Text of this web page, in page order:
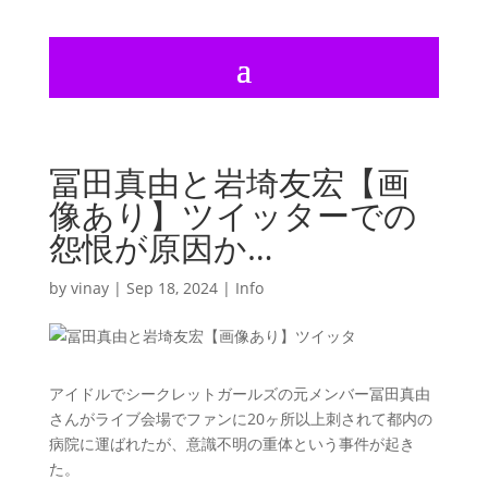
冨田真由と岩埼友宏【画
像あり】ツイッターでの
怨恨が原因か…
by vinay| Sep 18, 2024| Info
アイドルでシークレットガールズの元メンバー冨田真由
さんがライブ会場でファンに20ヶ所以上刺されて都内の
病院に運ばれたが、意識不明の重体という事件が起き
た。